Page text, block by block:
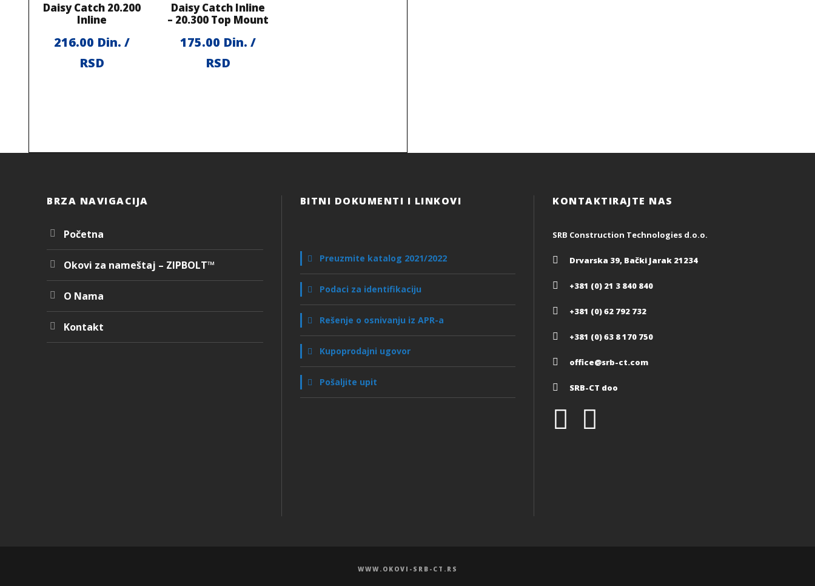
Daisy Catch 20.200
Inline
216.00 Din. /
RSD
Daisy Catch Inline
– 20.300 Top Mount
175.00 Din. /
RSD
BRZA NAVIGACIJA
Početna
Okovi za nameštaj – ZIPBOLT™
O Nama
Kontakt
BITNI DOKUMENTI I LINKOVI
Preuzmite katalog 2021/2022
Podaci za identifikaciju
Rešenje o osnivanju iz APR-a
Kupoprodajni ugovor
Pošaljite upit
KONTAKTIRAJTE NAS
SRB Construction Technologies d.o.o.
Drvarska 39, Bački Jarak 21234
+381 (0) 21 3 840 840
+381 (0) 62 792 732
+381 (0) 63 8 170 750
office@srb-ct.com
SRB-CT doo
WWW.OKOVI-SRB-CT.RS